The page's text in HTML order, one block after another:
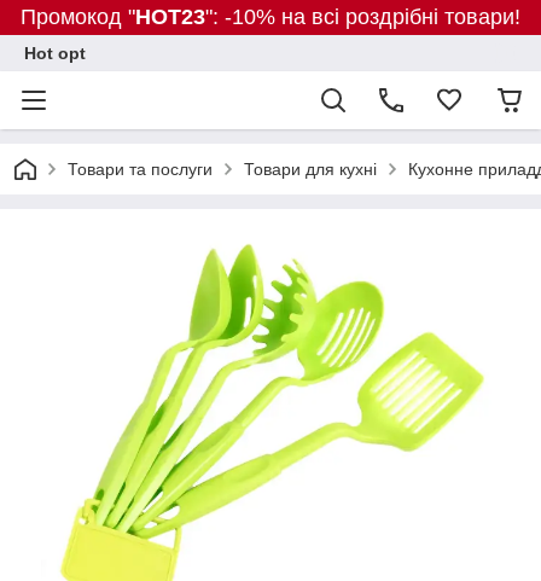
Промокод "HOT23": -10% на всі роздрібні товари!
Hot opt
Товари та послуги Товари для кухні Кухонне